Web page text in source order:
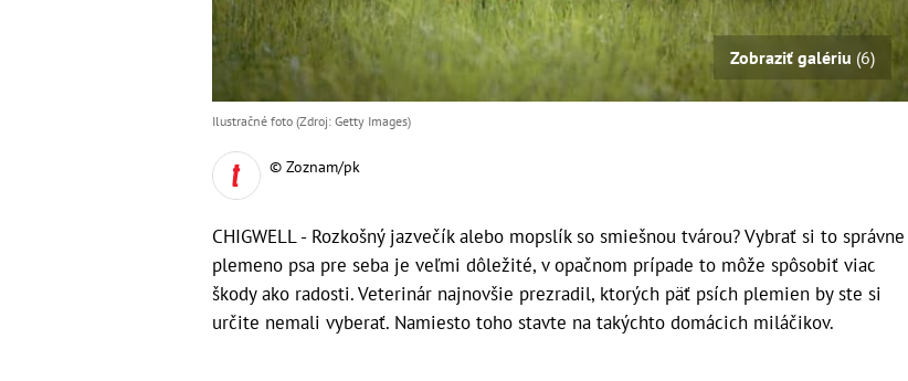
Zobraziť galériu (6)
Ilustračné foto (Zdroj: Getty Images)
© Zoznam/pk
CHIGWELL - Rozkošný jazvečík alebo mopslík so smiešnou tvárou? Vybrať si to správne
plemeno psa pre seba je veľmi dôležité, v opačnom prípade to môže spôsobiť viac
škody ako radosti. Veterinár najnovšie prezradil, ktorých päť psích plemien by ste si
určite nemali vyberať. Namiesto toho stavte na takýchto domácich miláčikov.